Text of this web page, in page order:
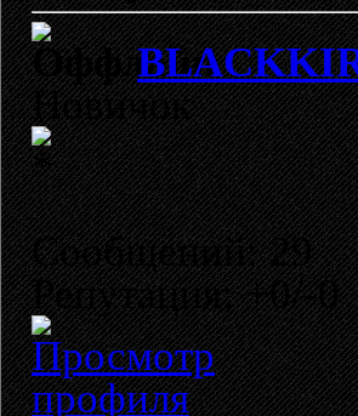
Новичок
Сообщений: 29
Репутация: +0/-0